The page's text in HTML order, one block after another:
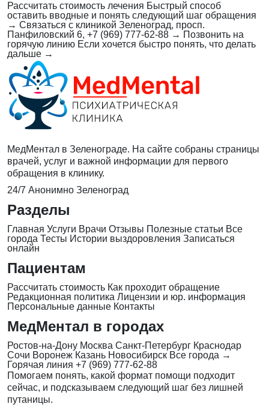
Рассчитать стоимость лечения Быстрый способ
оставить вводные и понять следующий шаг обращения
→ Связаться с клиникой Зеленоград, просп.
Панфиловский 6, +7 (969) 777-62-88 → Позвонить на
горячую линию Если хочется быстро понять, что делать
дальше →
МедМентал в Зеленограде. На сайте собраны страницы
врачей, услуг и важной информации для первого
обращения в клинику.
24/7 Анонимно Зеленоград
Разделы
Главная Услуги Врачи Отзывы Полезные статьи Все
города Тесты Истории выздоровления Записаться
онлайн
Пациентам
Рассчитать стоимость Как проходит обращение
Редакционная политика Лицензии и юр. информация
Персональные данные Контакты
МедМентал в городах
Ростов-на-Дону Москва Санкт-Петербург Краснодар
Сочи Воронеж Казань Новосибирск Все города →
Горячая линия +7 (969) 777-62-88
Помогаем понять, какой формат помощи подходит
сейчас, и подсказываем следующий шаг без лишней
путаницы.